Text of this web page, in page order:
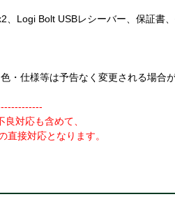
、Logi Bolt USBレシーバー、保証書
・仕様等は予告なく変更される場合が
対応も含めて、
直接対応となります。